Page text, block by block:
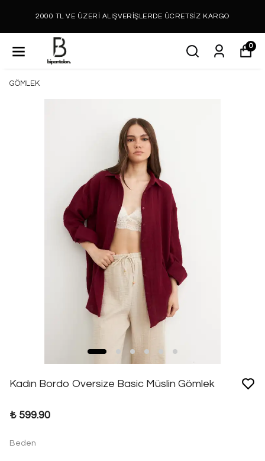
2000 TL VE ÜZERİ ALIŞVERİŞLERDE ÜCRETSİZ KARGO
0
GÖMLEK
Kadın Bordo Oversize Basic Müslin Gömlek
₺ 599.90
Beden